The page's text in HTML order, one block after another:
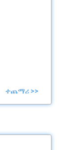
ተጨማሪ >>